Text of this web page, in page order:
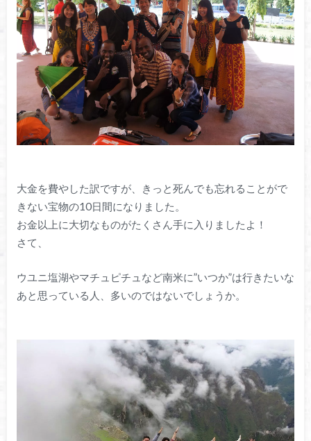
大金を費やした訳ですが、きっと死んでも忘れることがで
きない宝物の10日間になりました。
お金以上に大切なものがたくさん手に入りましたよ！
さて、
ウユニ塩湖やマチュピチュなど南米に”いつか”は行きたいな
あと思っている人、多いのではないでしょうか。